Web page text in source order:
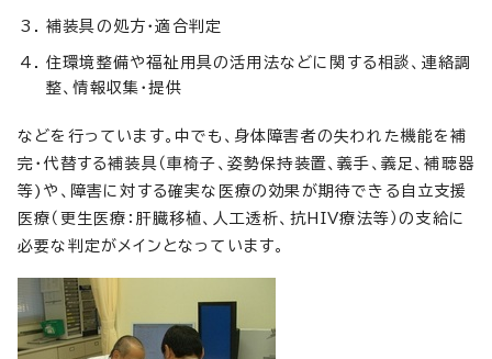
補装具の処方・適合判定
住環境整備や福祉用具の活用法などに関する相談、連絡調
整、情報収集・提供
などを行っています。中でも、身体障害者の失われた機能を補
完・代替する補装具（車椅子、姿勢保持装置、義手、義足、補聴器
等)や、障害に対する確実な医療の効果が期待できる自立支援
医療（更生医療：肝臓移植、人工透析、抗HIV療法等）の支給に
必要な判定がメインとなっています。